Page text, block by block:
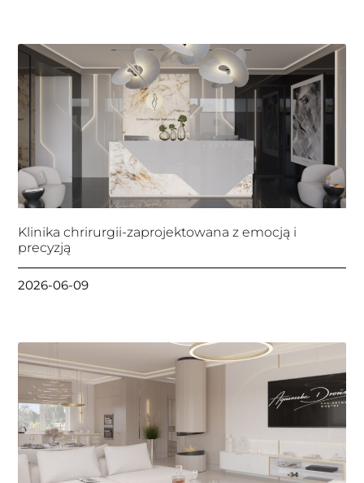
Klinika chrirurgii-zaprojektowana z emocją i
precyzją
2026-06-09